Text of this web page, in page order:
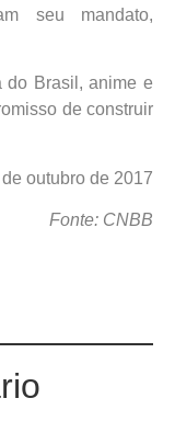
seu mandato,
do Brasil, anime e
de construir
outubro de 2017
Fonte: CNBB